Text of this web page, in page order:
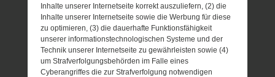
Inhalte unserer Internetseite korrekt auszuliefern, (2) die
Inhalte unserer Internetseite sowie die Werbung für diese
zu optimieren, (3) die dauerhafte Funktionsfähigkeit
unserer informationstechnologischen Systeme und der
Technik unserer Internetseite zu gewährleisten sowie (4)
um Strafverfolgungsbehörden im Falle eines
Cyberangriffes die zur Strafverfolgung notwendigen